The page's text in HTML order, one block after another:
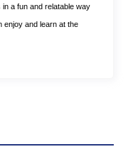
a fun and relatable way
enjoy and learn at the